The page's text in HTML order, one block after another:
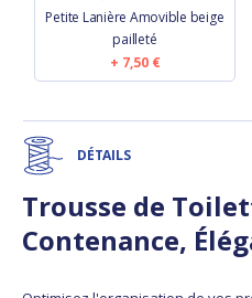
Petite Lanière Amovible beige
pailleté
7,50 €
DÉTAILS
Trousse de
Contenance,